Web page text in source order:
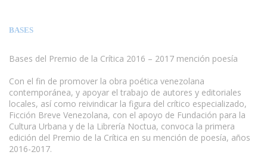
BASES
Bases del Premio de la Crítica 2016 – 2017 mención poesía
Con el fin de promover la obra poética venezolana
contemporánea, y apoyar el trabajo de autores y editoriales
locales, así como reivindicar la figura del crítico especializado,
Ficción Breve Venezolana, con el apoyo de Fundación para la
Cultura Urbana y de la Librería Noctua, convoca la primera
edición del Premio de la Crítica en su mención de poesía, años
2016-2017.